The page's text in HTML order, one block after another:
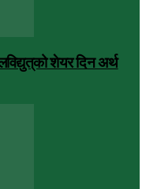
शेयर दिन अर्थ